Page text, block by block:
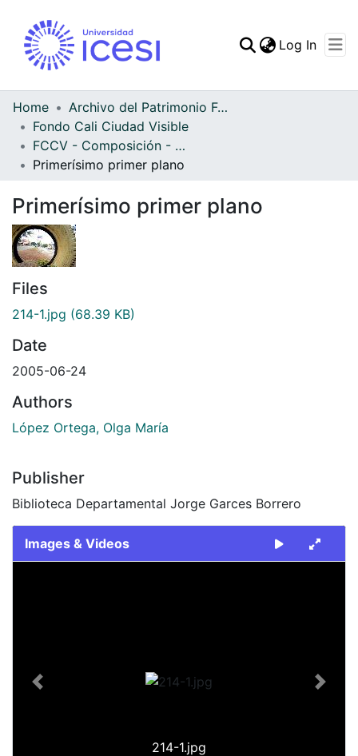
Log In
Home
Archivo del Patrimonio Fotográfico y Fílmico del Valle del Cauca
Fondo Cali Ciudad Visible
FCCV - Composición - Patrimonial
Primerísimo primer plano
Primerísimo primer plano
Files
214-1.jpg (68.39 KB)
Date
2005-06-24
Authors
López Ortega, Olga María
Publisher
Biblioteca Departamental Jorge Garces Borrero
Images & Videos
214-1.jpg
Previous Next